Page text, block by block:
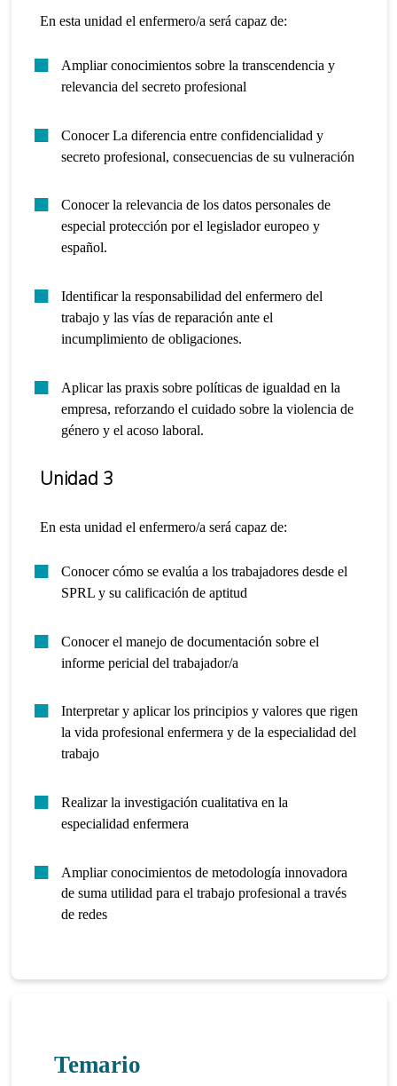
En esta unidad el enfermero/a será capaz de:
Ampliar conocimientos sobre la transcendencia y
relevancia del secreto profesional
Conocer La diferencia entre confidencialidad y
secreto profesional, consecuencias de su vulneración
Conocer la relevancia de los datos personales de
especial protección por el legislador europeo y
español.
Identificar la responsabilidad del enfermero del
trabajo y las vías de reparación ante el
incumplimiento de obligaciones.
Aplicar las praxis sobre políticas de igualdad en la
empresa, reforzando el cuidado sobre la violencia de
género y el acoso laboral.
Unidad 3
En esta unidad el enfermero/a será capaz de:
Conocer cómo se evalúa a los trabajadores desde el
SPRL y su calificación de aptitud
Conocer el manejo de documentación sobre el
informe pericial del trabajador/a
Interpretar y aplicar los principios y valores que rigen
la vida profesional enfermera y de la especialidad del
trabajo
Realizar la investigación cualitativa en la
especialidad enfermera
Ampliar conocimientos de metodología innovadora
de suma utilidad para el trabajo profesional a través
de redes
Temario